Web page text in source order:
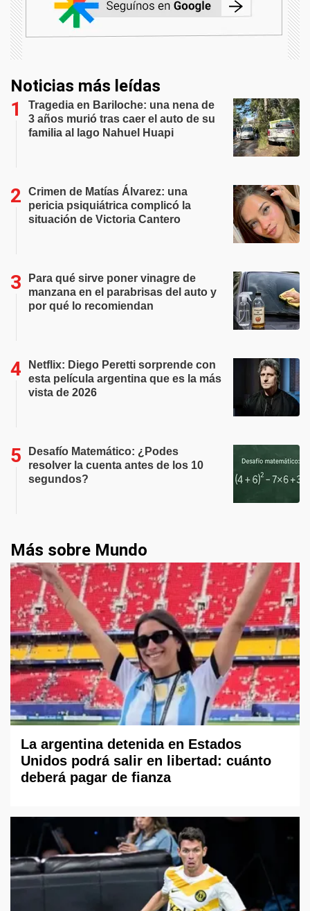
Noticias más leídas
Tragedia en Bariloche: una nena de
3 años murió tras caer el auto de su
familia al lago Nahuel Huapi
Crimen de Matías Álvarez: una
pericia psiquiátrica complicó la
situación de Victoria Cantero
Para qué sirve poner vinagre de
manzana en el parabrisas del auto y
por qué lo recomiendan
Netflix: Diego Peretti sorprende con
esta película argentina que es la más
vista de 2026
Desafío Matemático: ¿Podes
resolver la cuenta antes de los 10
segundos?
Más sobre Mundo
La argentina detenida en Estados
Unidos podrá salir en libertad: cuánto
deberá pagar de fianza